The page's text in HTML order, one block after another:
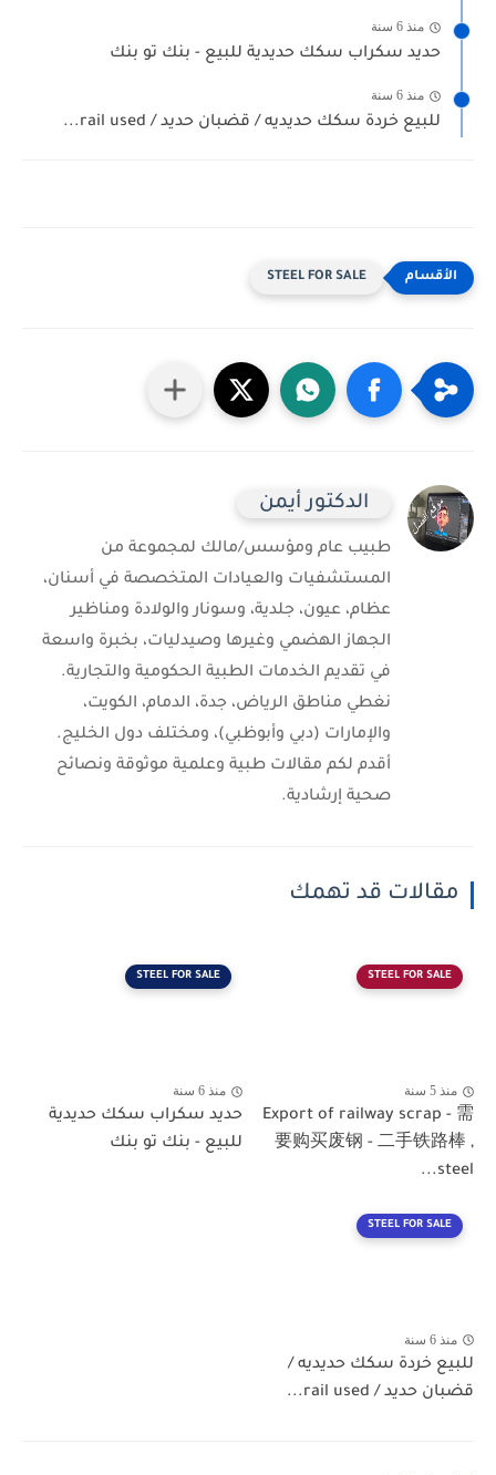
منذ 6 سنة
حديد سكراب سكك حديدية للبيع - بنك تو بنك
منذ 6 سنة
للبيع خردة سكك حديديه / قضبان حديد / rail used...
STEEL FOR SALE
الدكتور أيمن
طبيب عام ومؤسس/مالك لمجموعة من
المستشفيات والعيادات المتخصصة في أسنان،
عظام، عيون، جلدية، وسونار والولادة ومناظير
الجهاز الهضمي وغيرها وصيدليات، بخبرة واسعة
في تقديم الخدمات الطبية الحكومية والتجارية.
نغطي مناطق الرياض، جدة، الدمام، الكويت،
والإمارات (دبي وأبوظبي)، ومختلف دول الخليج.
أقدم لكم مقالات طبية وعلمية موثوقة ونصائح
صحية إرشادية.
مقالات قد تهمك
STEEL FOR SALE
منذ 5 سنة
Export of railway scrap - 需
要购买废钢 - 二手铁路棒 ,
steel...
STEEL FOR SALE
منذ 6 سنة
حديد سكراب سكك حديدية
للبيع - بنك تو بنك
STEEL FOR SALE
منذ 6 سنة
للبيع خردة سكك حديديه /
قضبان حديد / rail used...